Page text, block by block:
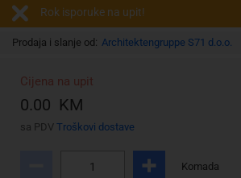
Rok isporuke na upit!
Prodaja i slanje od: Architektengruppe S71 d.o.o.
Cijena na upit
0.00 KM
sa PDV Troškovi dostave
Komada